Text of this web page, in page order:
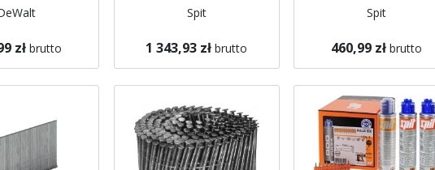
zł brutto
Spit
1 343,93 zł brutto
Spit
460,99 zł brutto